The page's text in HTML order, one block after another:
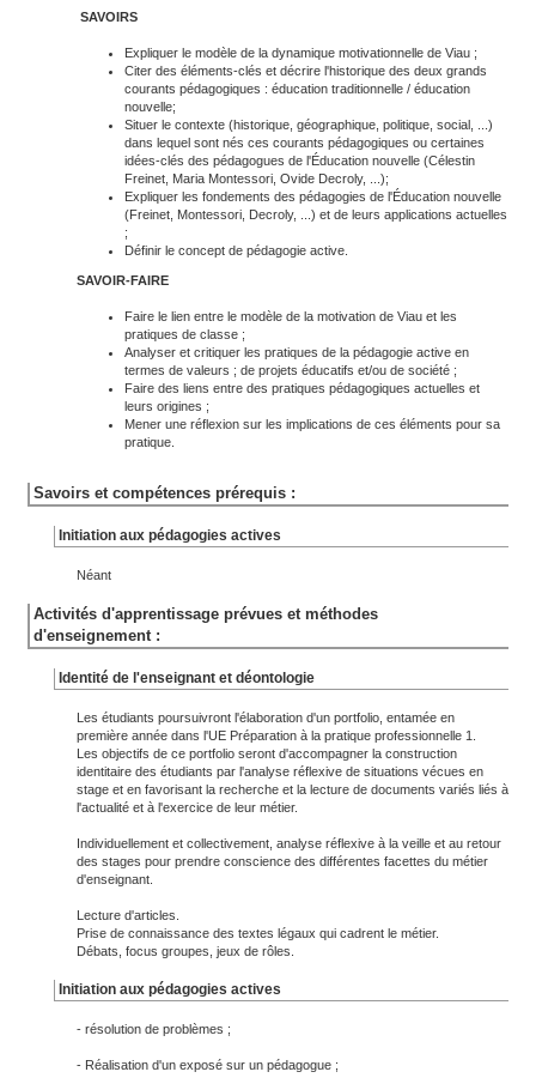
SAVOIRS
Expliquer le modèle de la dynamique motivationnelle de Viau ;
Citer des éléments-clés et décrire l'historique des deux grands
courants pédagogiques : éducation traditionnelle / éducation
nouvelle;
Situer le contexte (historique, géographique, politique, social, ...)
dans lequel sont nés ces courants pédagogiques ou certaines
idées-clés des pédagogues de l'Éducation nouvelle (Célestin
Freinet, Maria Montessori, Ovide Decroly, ...);
Expliquer les fondements des pédagogies de l'Éducation nouvelle
(Freinet, Montessori, Decroly, ...) et de leurs applications actuelles
;
Définir le concept de pédagogie active.
SAVOIR-FAIRE
Faire le lien entre le modèle de la motivation de Viau et les
pratiques de classe ;
Analyser et critiquer les pratiques de la pédagogie active en
termes de valeurs ; de projets éducatifs et/ou de société ;
Faire des liens entre des pratiques pédagogiques actuelles et
leurs origines ;
Mener une réflexion sur les implications de ces éléments pour sa
pratique.
Savoirs et compétences prérequis :
Initiation aux pédagogies actives
Néant
Activités d'apprentissage prévues et méthodes
d'enseignement :
Identité de l'enseignant et déontologie
Les étudiants poursuivront l'élaboration d'un portfolio, entamée en
première année dans l'UE Préparation à la pratique professionnelle 1.
Les objectifs de ce portfolio seront d'accompagner la construction
identitaire des étudiants par l'analyse réflexive de situations vécues en
stage et en favorisant la recherche et la lecture de documents variés liés à
l'actualité et à l'exercice de leur métier.
Individuellement et collectivement, analyse réflexive à la veille et au retour
des stages pour prendre conscience des différentes facettes du métier
d'enseignant.
Lecture d'articles.
Prise de connaissance des textes légaux qui cadrent le métier.
Débats, focus groupes, jeux de rôles.
Initiation aux pédagogies actives
- résolution de problèmes ;
- Réalisation d'un exposé sur un pédagogue ;